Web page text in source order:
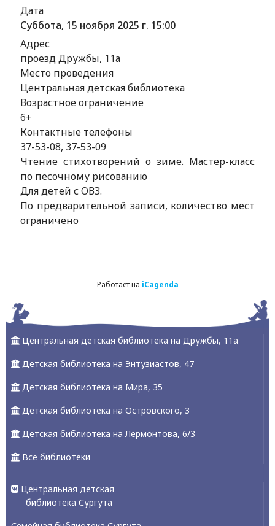
Дата
Суббота, 15 ноября 2025 г. 15:00
Адрес
проезд Дружбы, 11а
Место проведения
Центральная детская библиотека
Возрастное ограничение
6+
Контактные телефоны
37-53-08, 37-53-09
Чтение стихотворений о зиме. Мастер-класс
по песочному рисованию
Для детей с ОВЗ.
По предварительной записи, количество мест
ограничено
Работает на iCagenda
Центральная детская библиотека на Дружбы, 11а
Детская библиотека на Энтузиастов, 47
Детская библиотека на Мира, 35
Детская библиотека на Островского, 3
Детская библиотека на Лермонтова, 6/3
Все библиотеки
Центральная детская
библиотека Сургута